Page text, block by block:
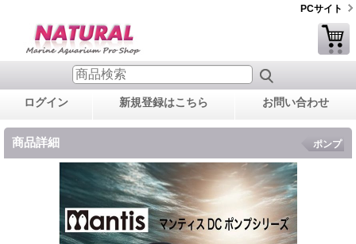
PCサイト
ログイン 新規登録はこちら お問い合わせ
商品詳細 ポンプ